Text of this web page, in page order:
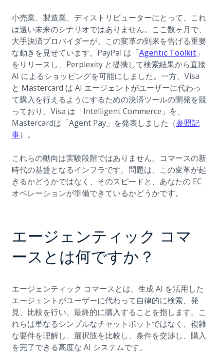
小売業、製造業、ディストリビューターにとって、これ
は遠い未来のシナリオではありません。ここ数ヶ月で、
大手決済プロバイダーが、この変革の到来を告げる重要
な動きを見せています。PayPal は「Agentic Toolkit 」
をリリースし、Perplexity と提携して検索結果から直接
AI によるショッピングを可能にしました。一方、Visa
と Mastercard は AI エージェントがユーザーに代わっ
て購入を行えるようにするための決済ツールの開発を競
っており、Visa は「Intelligent Commerce」を、
Mastercardは「Agent Pay」を発表しました（参照記
事(opens in a new tab)
）。
これらの動向は実験段階ではありません。コマースの新
時代の基盤となるインフラです。問題は、この変革が起
きるかどうかではなく、そのスピードと、あなたの EC
オペレーションが準備できているかどうかです。
エージェンティック コマ
ースとは何ですか？
エージェンティック コマースとは、生成 AI を活用した
エージェントがユーザーに代わって自律的に検索、発
見、比較を行い、最終的に購入することを指します。こ
れらは単なるシンプルなチャットボットではなく、複雑
な要件を理解し、選択肢を比較し、条件を交渉し、購入
を完了できる高度な AI システムです。